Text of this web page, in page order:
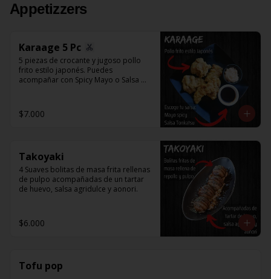
Appetizzers
Karaage 5 Pc
5 piezas de crocante y jugoso pollo
frito estilo japonés. Puedes
acompañar con Spicy Mayo o Salsa
$7.000
Takoyaki
4 Suaves bolitas de masa frita rellenas
de pulpo acompañadas de un tartar
de huevo, salsa agridulce y aonori.
$6.000
Tofu pop